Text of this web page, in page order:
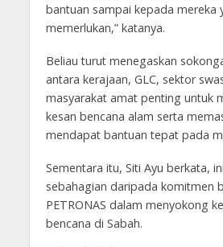
bantuan sampai kepada mereka
memerlukan,” katanya.
Beliau turut menegaskan
antara kerajaan, GLC, sektor
masyarakat amat penting untuk
kesan bencana alam serta
mendapat bantuan tepat pada
Sementara itu, Siti Ayu berkata,
sebahagian daripada komitmen
PETRONAS dalam menyokong
bencana di Sabah.